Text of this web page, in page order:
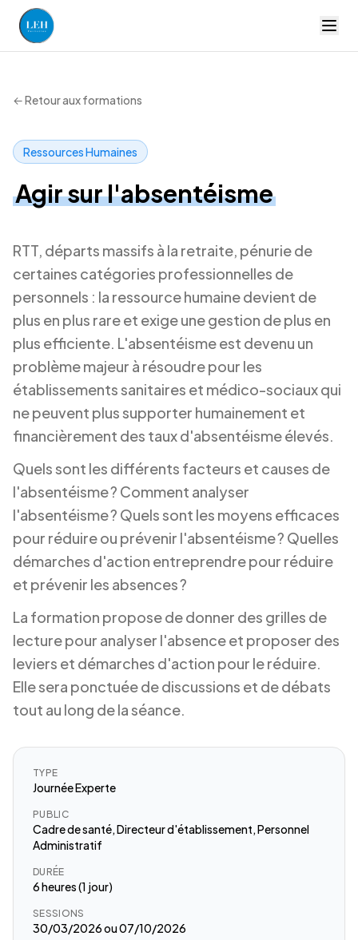
LEH Formation — accueil
← Retour aux formations
Ressources Humaines
Agir sur l'absentéisme
RTT, départs massifs à la retraite, pénurie de
certaines catégories professionnelles de
personnels : la ressource humaine devient de
plus en plus rare et exige une gestion de plus en
plus efficiente. L'absentéisme est devenu un
problème majeur à résoudre pour les
établissements sanitaires et médico-sociaux qui
ne peuvent plus supporter humainement et
financièrement des taux d'absentéisme élevés.
Quels sont les différents facteurs et causes de
l'absentéisme ? Comment analyser
l'absentéisme ? Quels sont les moyens efficaces
pour réduire ou prévenir l'absentéisme ? Quelles
démarches d'action entreprendre pour réduire
et prévenir les absences ?
La formation propose de donner des grilles de
lecture pour analyser l'absence et proposer des
leviers et démarches d'action pour le réduire.
Elle sera ponctuée de discussions et de débats
tout au long de la séance.
TYPE
Journée Experte
PUBLIC
Cadre de santé, Directeur d'établissement, Personnel
Administratif
DURÉE
6 heures (1 jour)
SESSIONS
30/03/2026 ou 07/10/2026